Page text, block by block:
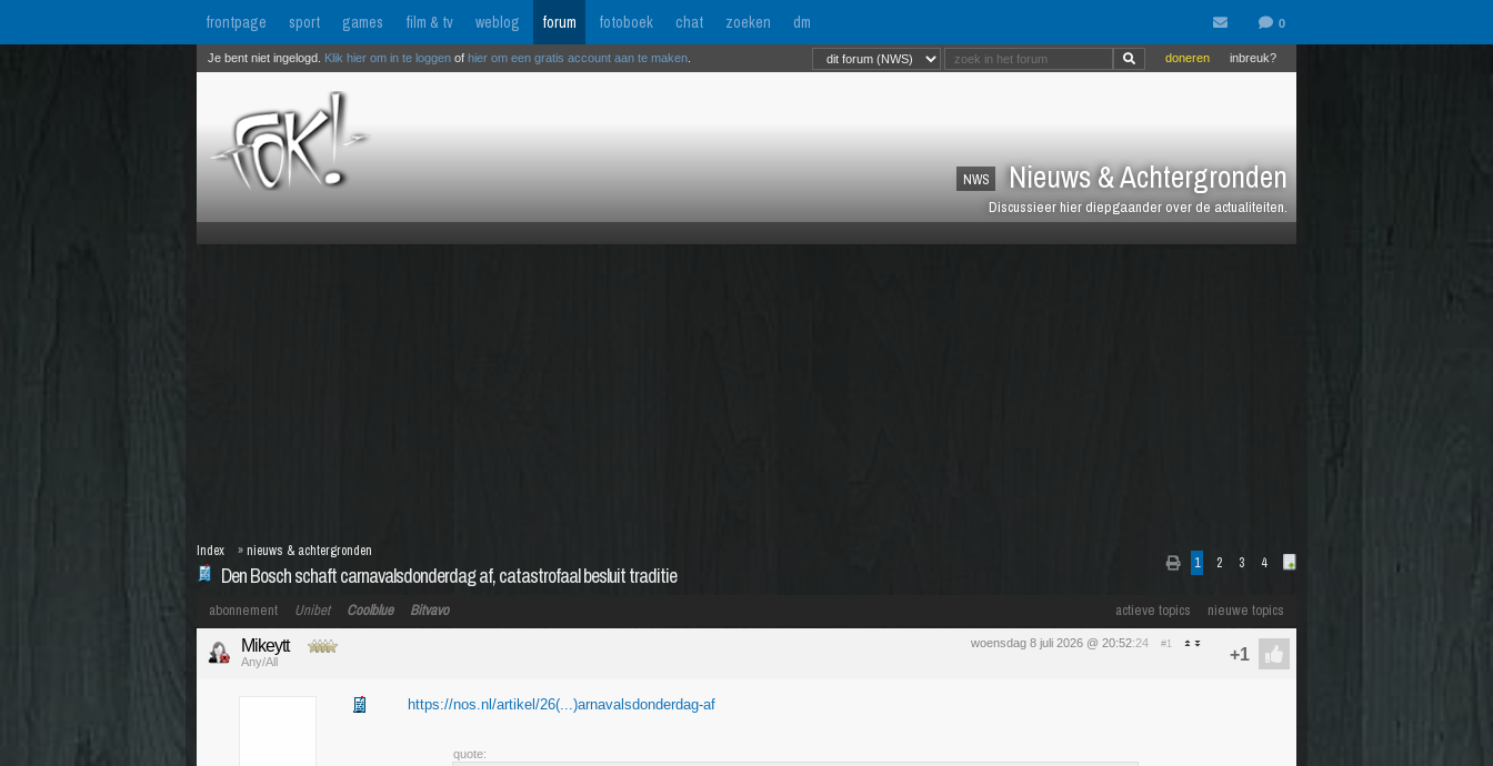
frontpage sport games film & tv weblog forum fotoboek chat zoeken dm
NWS Nieuws & Achtergronden
Discussieer hier diepgaander over de actualiteiten.
inbreuk?
doneren
Je bent niet ingelogd. Klik hier om in te loggen of hier om een gratis account aan te maken
1 2 3 4
Den Bosch schaft carnavalsdonderdag af, catastrofaal besluit traditie
Index » nieuws & achtergronden
actieve topics nieuwe topics
abonnement Unibet Coolblue Bitvavo
woensdag 8 juli 2026 @ 20:52:24 #1
Mikeytt
Any/All
https://nos.nl/artikel/26(...)arnavalsdonderdag-af
quote: